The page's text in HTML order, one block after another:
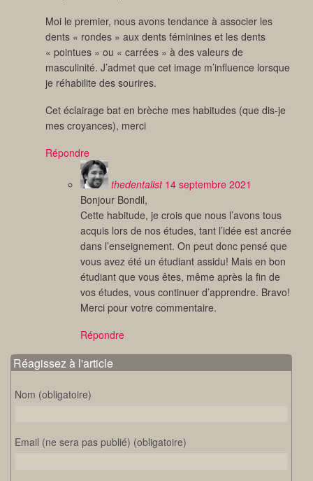
Moi le premier, nous avons tendance à associer les
dents « rondes » aux dents féminines et les dents
« pointues » ou « carrées » à des valeurs de
masculinité. J’admet que cet image m’influence lorsque
je réhabilite des sourires.
Cet éclairage bat en brèche mes habitudes (que dis-je
mes croyances), merci
Répondre
thedentalist 14 septembre 2021
Bonjour Bondil,
Cette habitude, je crois que nous l’avons tous
acquis lors de nos études, tant l’idée est ancrée
dans l’enseignement. On peut donc pensé que
vous avez été un étudiant assidu! Mais en bon
étudiant que vous êtes, même après la fin de
vos études, vous continuer d’apprendre. Bravo!
Merci pour votre commentaire.
Répondre
Réagissez à l'article
Nom (obligatoire)
Email (ne sera pas publié) (obligatoire)